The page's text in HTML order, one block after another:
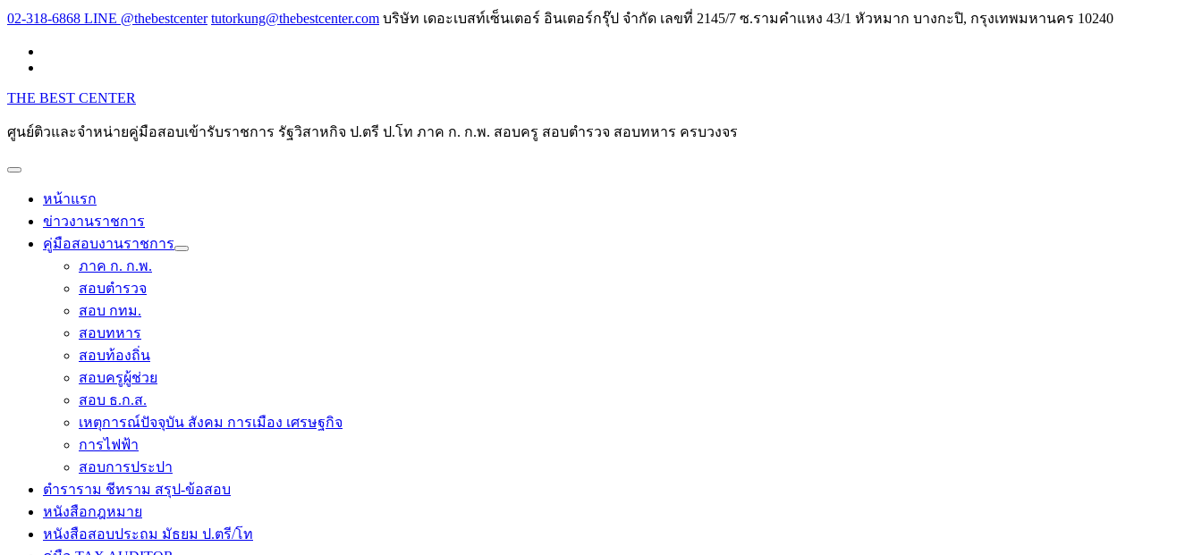
Skip
to
02-318-6868 LINE @thebestcenter tutorkung@thebestcenter.com บริษัท เดอะเบสท์เซ็นเตอร์ อินเตอร์กรุ๊ป จำกัด เลขที่ 2145/7 ซ.รามคำแหง 43/1 หัวหมาก บางกะปิ, กรุงเทพมหานคร 10240
THE BEST CENTER
ศูนย์ติวและจำหน่ายคู่มือสอบเข้ารับราชการ รัฐวิสาหกิจ ป.ตรี ป.โท ภาค ก. ก.พ. สอบครู สอบตำรวจ สอบทหาร ครบวงจร
หน้าแรก
ข่าวงานราชการ
คู่มือสอบงานราชการ
ภาค ก. ก.พ.
สอบตำรวจ
สอบ กทม.
สอบทหาร
สอบท้องถิ่น
สอบครูผู้ช่วย
สอบ ธ.ก.ส.
เหตุการณ์ปัจจุบัน สังคม การเมือง เศรษฐกิจ
การไฟฟ้า
สอบการประปา
ตำราราม ชีทราม สรุป-ข้อสอบ
หนังสือกฎหมาย
หนังสือสอบประถม มัธยม ป.ตรี/โท